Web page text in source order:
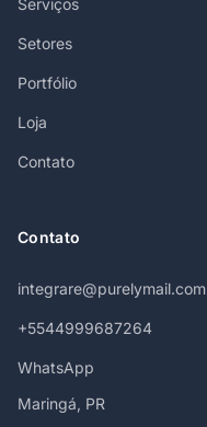
Serviços
Setores
Portfólio
Loja
Contato
Contato
integrare@purelymail.com
+5544999687264
WhatsApp
Maringá, PR